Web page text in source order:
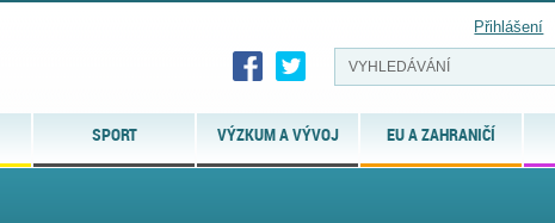
SPORT VÝZKUM A VÝVOJ EU A ZAHRANIČÍ
Přihlášení